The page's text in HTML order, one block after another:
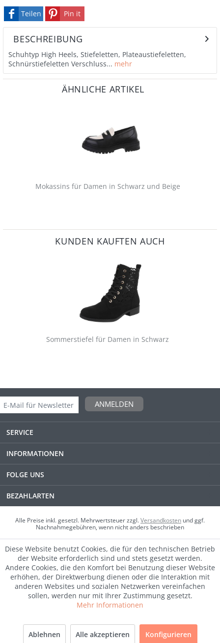
Teilen Pin it
BESCHREIBUNG
Schuhtyp High Heels, Stiefeletten, Plateaustiefeletten,
Schnürstiefeletten Verschluss... mehr
ÄHNLICHE ARTIKEL
Mokassins für Damen in Schwarz und Beige
KUNDEN KAUFTEN AUCH
Sommerstiefel für Damen in Schwarz
ANMELDEN
SERVICE
INFORMATIONEN
FOLGE UNS
BEZAHLARTEN
Alle Preise inkl. gesetzl. Mehrwertsteuer zzgl.Versandkosten und ggf.
Nachnahmegebühren, wenn nicht anders beschrieben
Diese Website benutzt Cookies, die für den technischen Betrieb
der Website erforderlich sind und stets gesetzt werden.
Andere Cookies, die den Komfort bei Benutzung dieser Website
erhöhen, der Direktwerbung dienen oder die Interaktion mit
anderen Websites und sozialen Netzwerken vereinfachen
sollen, werden nur mit Ihrer Zustimmung gesetzt.
Mehr Informationen
Ablehnen Alle akzeptieren Konfigurieren